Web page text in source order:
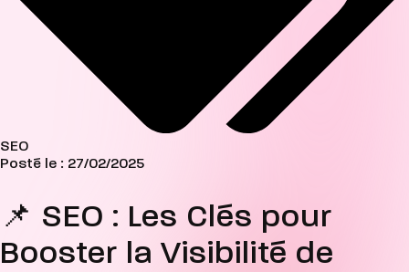
SEO
Posté le : 27/02/2025
📌 SEO : Les Clés pour
Booster la Visibilité de